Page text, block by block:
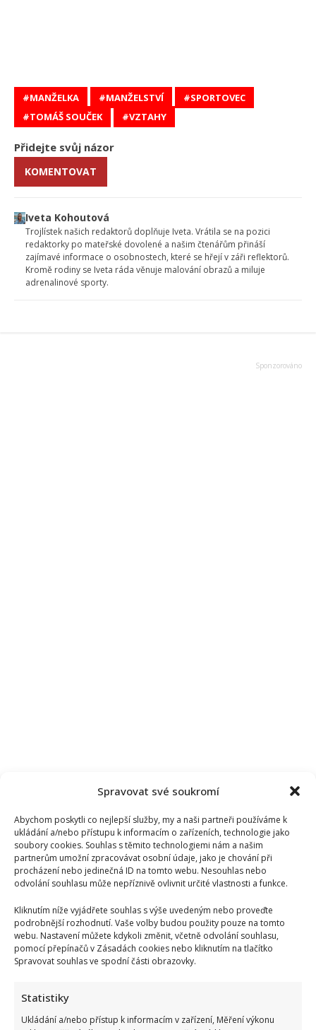
Spravovat své soukromí
Abychom poskytli co nejlepší služby, my a naši partneři používáme k
ukládání a/nebo přístupu k informacím o zařízeních, technologie jako
soubory cookies. Souhlas s těmito technologiemi nám a našim
partnerům umožní zpracovávat osobní údaje, jako je chování při
procházení nebo jedinečná ID na tomto webu. Nesouhlas nebo
odvolání souhlasu může nepříznivě ovlivnit určité vlastnosti a funkce.
Kliknutím níže vyjádřete souhlas s výše uvedeným nebo proveďte
podrobnější rozhodnutí. Vaše volby budou použity pouze na tomto
webu. Nastavení můžete kdykoli změnit, včetně odvolání souhlasu,
pomocí přepínačů v Zásadách cookies nebo kliknutím na tlačítko
Spravovat souhlas ve spodní části obrazovky.
Statistiky
Ukládání a/nebo přístup k informacím v zařízení, Měření výkonu
MANŽELKA MANŽELSTVÍ
SPORTOVEC
TOMÁŠ SOUČEK
VZTAHY
Přidejte svůj názor
KOMENTOVAT
Iveta Kohoutová
Trojlístek našich redaktorů doplňuje Iveta. Vrátila se na pozici
redaktorky po mateřské dovolené a našim čtenářům přináší
zajímavé informace o osobnostech, které se hřejí v záři reflektorů.
Kromě rodiny se Iveta ráda věnuje malování obrazů a miluje
adrenalinové sporty.